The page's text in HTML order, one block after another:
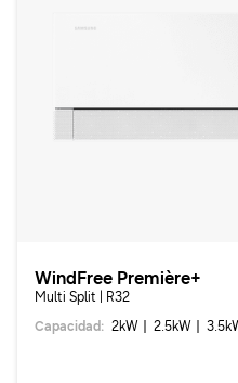
WindFree Première+
Multi Split | R32
Capacidad : 2kW 2.5kW 3.5